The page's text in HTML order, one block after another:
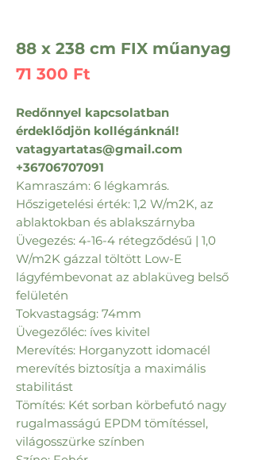
88 x 238 cm FIX műanyag
71 300 Ft
Redőnnyel kapcsolatban
érdeklődjön kollégánknál!
vatagyartatas@gmail.com
+36706707091
Kamraszám: 6 légkamrás.
Hőszigetelési érték: 1,2 W/m2K, az
ablaktokban és ablakszárnyba
Üvegezés: 4-16-4 rétegződésű | 1,0
W/m2K gázzal töltött Low-E
lágyfémbevonat az ablaküveg belső
felületén
Tokvastagság: 74mm
Üvegezőléc: íves kivitel
Merevítés: Horganyzott idomacél
merevítés biztosítja a maximális
stabilitást
Tömítés: Két sorban körbefutó nagy
rugalmasságú EPDM tömítéssel,
világosszürke színben